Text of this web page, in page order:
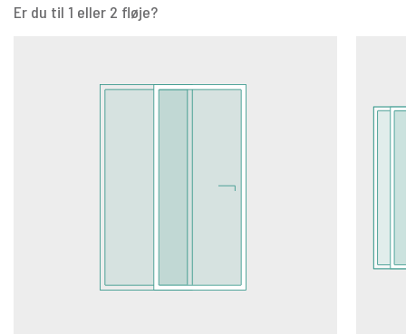
Er du til 1 eller 2 fløje?